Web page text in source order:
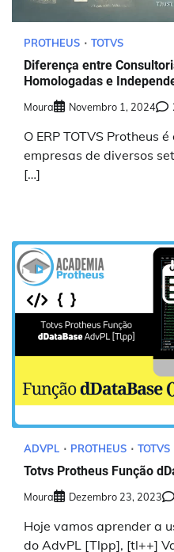
PROTHEUS TOTVS
Diferença entre
Homologadas e
Moura Novembro 1, 2024
O ERP TOTVS Protheus
empresas de diversos
[…]
ADVPL PROTHEUS TOTVS
Totvs Protheus Função
Moura Dezembro 23, 2023
Hoje vamos aprender a
do AdvPL [Tlpp], [tl++]